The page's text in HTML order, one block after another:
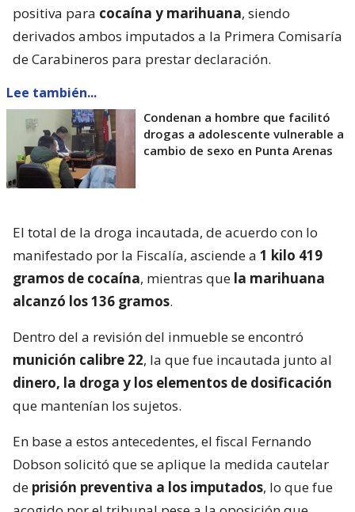
positiva para cocaína y marihuana, siendo
derivados ambos imputados a la Primera Comisaría
de Carabineros para prestar declaración.
Lee también...
Condenan a hombre que facilitó
drogas a adolescente vulnerable a
cambio de sexo en Punta Arenas
El total de la droga incautada, de acuerdo con lo
manifestado por la Fiscalía, asciende a 1 kilo 419
gramos de cocaína, mientras que la marihuana
alcanzó los 136 gramos.
Dentro del a revisión del inmueble se encontró
munición calibre 22, la que fue incautada junto al
dinero, la droga y los elementos de dosificación
que mantenían los sujetos.
En base a estos antecedentes, el fiscal Fernando
Dobson solicitó que se aplique la medida cautelar
de prisión preventiva a los imputados, lo que fue